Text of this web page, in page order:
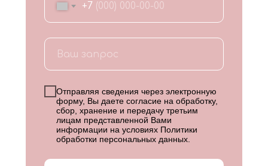
+7
Отправляя сведения через электронную
форму, Вы даете согласие на обработку,
сбор, хранение и передачу третьим
лицам представленной Вами
информации на условиях Политики
обработки персональных данных